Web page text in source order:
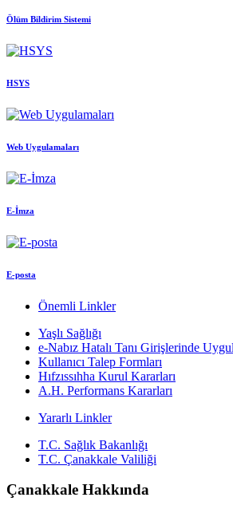
Ölüm Bildirim Sistemi
HSYS
Web Uygulamaları
E-İmza
E-posta
Önemli Linkler
Yaşlı Sağlığı
e-Nabız Hatalı Tanı Girişlerinde
Kullanıcı Talep Formları
Hıfzıssıhha Kurul Kararları
A.H. Performans Kararları
Yararlı Linkler
T.C. Sağlık Bakanlığı
T.C. Çanakkale Valiliği
Çanakkale Hakkında